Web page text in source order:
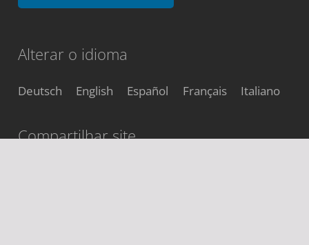
Alterar o idioma
Deutsch English Español Français Italiano
Compartilhar site